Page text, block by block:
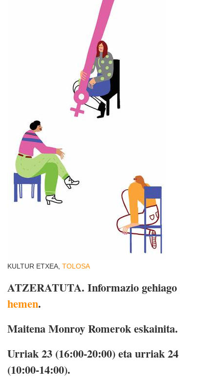
KULTUR ETXEA, TOLOSA
ATZERATUTA. Informazio gehiago
hemen.
Maitena Monroy Romerok eskainita.
Urriak 23 (16:00-20:00) eta urriak 24
(10:00-14:00).